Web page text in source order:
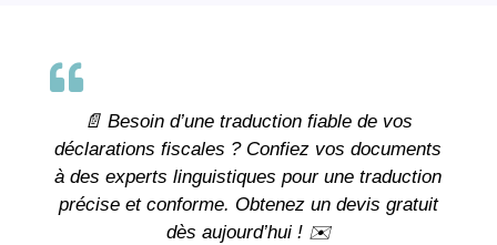

📄 Besoin d’une traduction fiable de vos
déclarations fiscales ? Confiez vos documents
à des experts linguistiques pour une traduction
précise et conforme. Obtenez un devis gratuit
dès aujourd’hui ! ✉️